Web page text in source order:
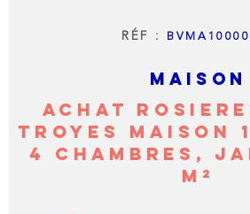
RÉF :
MAISON
ACHAT
TROYES MAISON
4 CHAMBRES,
M²